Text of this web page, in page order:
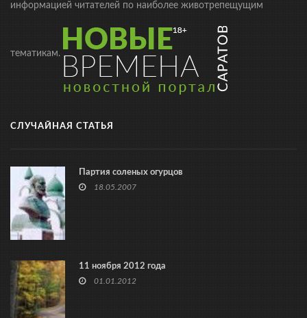
информацией читателей по наиболее животрепещущим
тематикам.
СЛУЧАЙНАЯ СТАТЬЯ
Партия соленых огурцов
18.05.2007
11 ноября 2012 года
01.01.2012